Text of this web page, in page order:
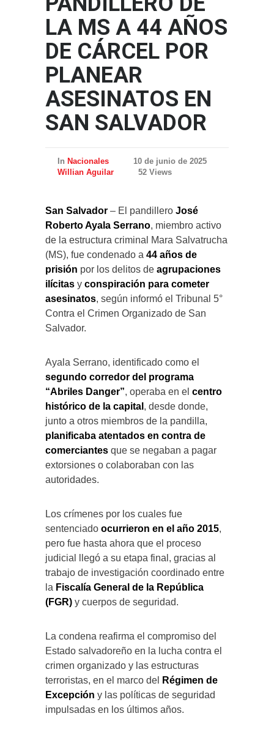
LA MS A 44 AÑOS
DE CÁRCEL POR
PLANEAR
ASESINATOS EN
SAN SALVADOR
In Nacionales
10 de junio de 2025
Willian Aguilar
52 Views
San Salvador – El pandillero José
Roberto Ayala Serrano, miembro activo
de la estructura criminal Mara Salvatrucha
(MS), fue condenado a 44 años de
prisión por los delitos de agrupaciones
ilícitas y conspiración para cometer
asesinatos, según informó el Tribunal 5°
Contra el Crimen Organizado de San
Salvador.
Ayala Serrano, identificado como el
segundo corredor del programa
“Abriles Danger”, operaba en el centro
histórico de la capital , desde donde,
junto a otros miembros de la pandilla,
planificaba atentados en contra de
comerciantes que se negaban a pagar
extorsiones o colaboraban con las
autoridades.
Los crímenes por los cuales fue
sentenciado ocurrieron en el año 2015,
pero fue hasta ahora que el proceso
judicial llegó a su etapa final, gracias al
trabajo de investigación coordinado entre
la Fiscalía General de la República
(FGR) y cuerpos de seguridad.
La condena reafirma el compromiso del
Estado salvadoreño en la lucha contra el
crimen organizado y las estructuras
terroristas, en el marco del
Régimen de
Excepción y las políticas de seguridad
impulsadas en los últimos años.